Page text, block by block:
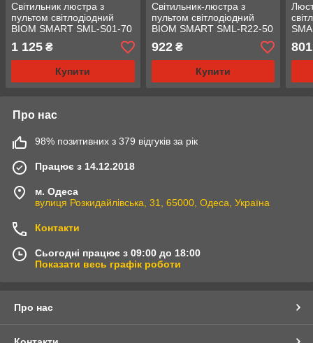
Світильник люстра з
пультом світлодіодний
BIOM SMART SML-S01-70
3000-6000K 70 Вт
1 125 ₴
Купити
Світильник-люстра з
пультом світлодіодний
BIOM SMART SML-R22-50
3000-6000K 50 Вт
922₴
Купити
801
Про нас
98% позитивних з 379 відгуків за рік
Працює з 14.12.2018
м. Одеса
вулиця Розкидайлівська, 31, 65000, Одеса, Україна
Контакти
Сьогодні працює з 09:00 до 18:00
Показати весь графік роботи
Про нас